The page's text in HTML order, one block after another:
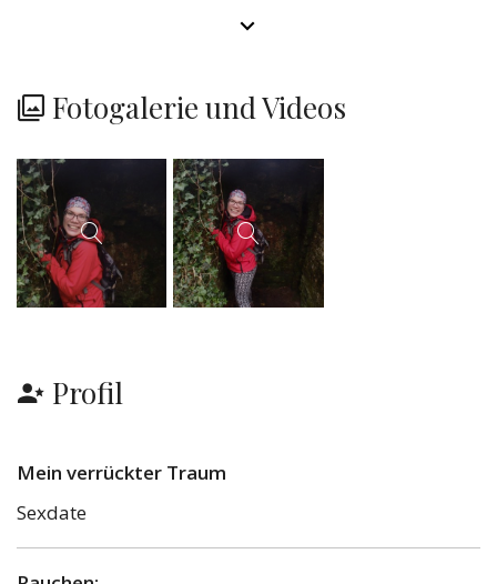
Fotogalerie und Videos
Profil
Mein verrückter Traum
Sexdate